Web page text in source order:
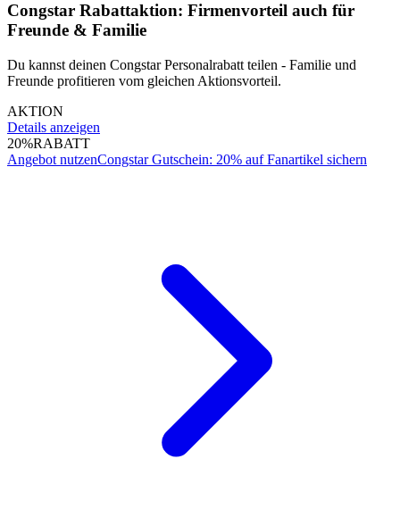
Congstar Rabattaktion: Firmenvorteil auch für
Freunde & Familie
Du kannst deinen Congstar Personalrabatt teilen - Familie und
Freunde profitieren vom gleichen Aktionsvorteil.
AKTION
Details anzeigen
20%RABATT
Angebot nutzenCongstar Gutschein: 20% auf Fanartikel sichern